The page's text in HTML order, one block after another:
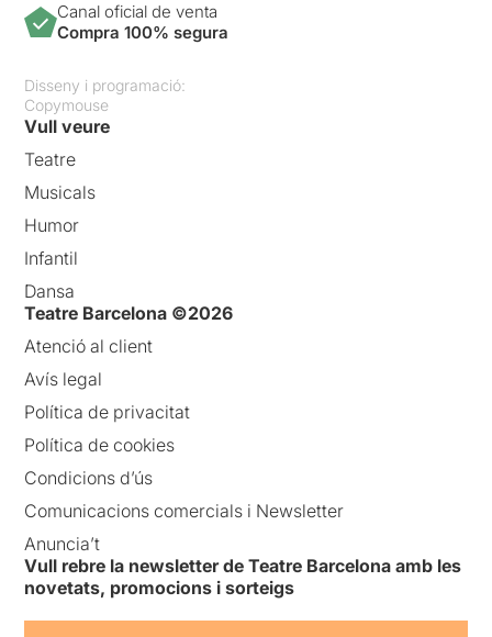
Canal oficial de venta
Compra 100% segura
Disseny i programació:
Copymouse
Vull veure
Teatre
Musicals
Humor
Infantil
Dansa
Teatre Barcelona ©2026
Atenció al client
Avís legal
Política de privacitat
Política de cookies
Condicions d’ús
Comunicacions comercials i Newsletter
Anuncia’t
Vull rebre la newsletter de Teatre Barcelona amb les
novetats, promocions i sorteigs